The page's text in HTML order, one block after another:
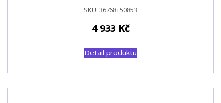
SKU: 36768+50853
4 933 Kč
Detail produktu